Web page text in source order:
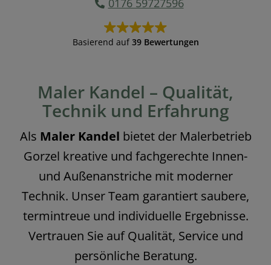
Maler Kandel – Qualität,
Technik und Erfahrung
Als Maler Kandel bietet der Malerbetrieb
Gorzel kreative und fachgerechte Innen-
und Außenanstriche mit moderner
Technik. Unser Team garantiert saubere,
termintreue und individuelle Ergebnisse.
Vertrauen Sie auf Qualität, Service und
persönliche Beratung.
0176 59727596
Basierend auf 39 Bewertungen